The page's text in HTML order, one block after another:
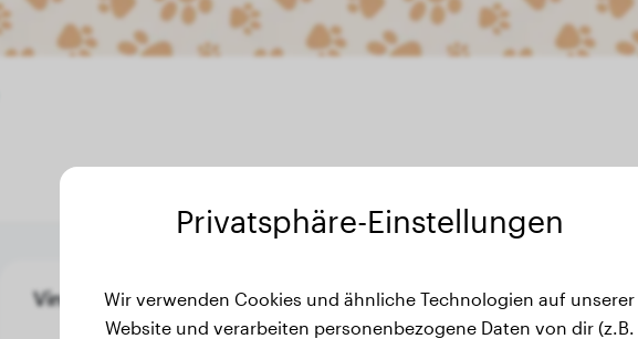
Vin's Gewichtsverlauf
Privatsphäre-Einstellungen
Wir verwenden Cookies und ähnliche Technologien auf unserer
Website und verarbeiten personenbezogene Daten von dir (z.B.